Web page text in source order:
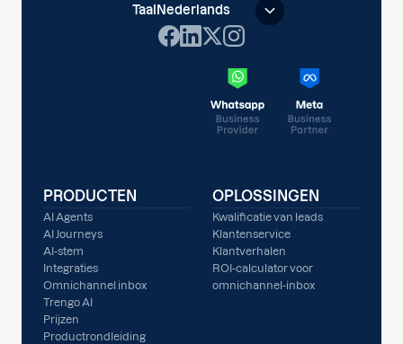
Taal Nederlands
PRODUCTEN
AI Agents
AI Journeys
AI-stem
Integraties
Omnichannel inbox
Trengo AI
Prijzen
Productrondleiding
OPLOSSINGEN
Kwalificatie van leads
Klantenservice
Klantverhalen
ROI-calculator voor
omnichannel-inbox